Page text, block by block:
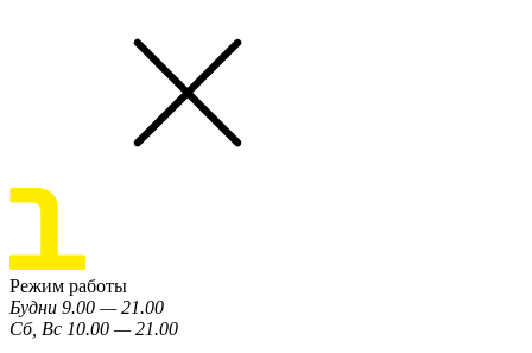
Режим работы
Будни 9.00 — 21.00
Сб, Вс 10.00 — 21.00